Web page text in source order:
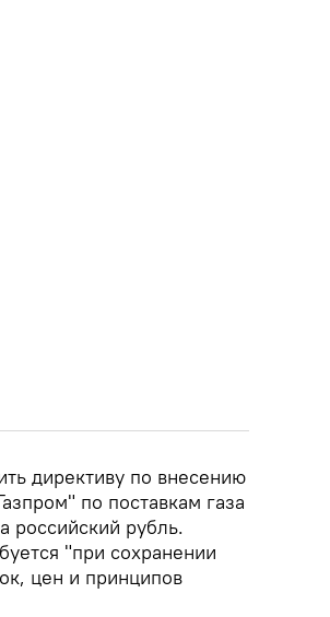
директиву по внесению
по поставкам газа
российский рубль.
"при сохранении
цен и принципов